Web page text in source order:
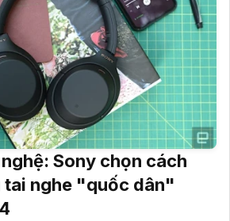
Sony chọn cách
tai nghe "quốc dân"